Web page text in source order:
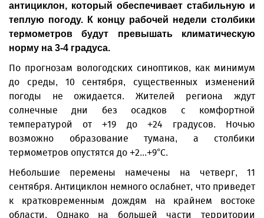
антициклон, который обеспечивает стабильную и
теплую погоду. К концу рабочей недели столбики
термометров будут превышать климатическую
норму на 3-4 градуса.
По прогнозам вологодских синоптиков, как минимум
до среды, 10 сентября, существенных изменений
погоды не ожидается. Жителей региона ждут
солнечные дни без осадков с комфортной
температурой от +19 до +24 градусов. Ночью
возможно образование тумана, а столбики
термометров опустятся до +2...+9°C.
Небольшие перемены намечены на четверг, 11
сентября. Антициклон немного ослабнет, что приведет
к кратковременным дождям на крайнем востоке
области. Однако на большей части территории